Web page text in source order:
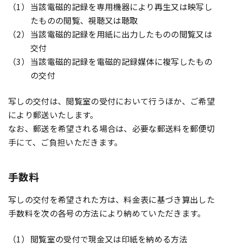
当該電磁的記録を専用機器により再生又は映写し
たものの閲覧、視聴又は聴取
当該電磁的記録を用紙に出力したものの閲覧又は
交付
当該電磁的記録を電磁的記録媒体に複写したもの
の交付
写しの交付は、閲覧室の受付において行うほか、ご希望
により郵送いたします。
なお、郵送を希望される場合は、必要な郵送料を郵便切
手にて、ご負担いただきます。
手数料
写しの交付を希望された方は、料金表に基づき算出した
手数料を次の各号の方法により納めていただきます。
閲覧室の受付で現金又は印紙を納める方法